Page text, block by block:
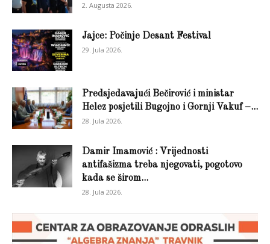
2. Augusta 2026.
Jajce: Počinje Desant Festival
29. Jula 2026.
Predsjedavajući Bečirović i ministar
Helez posjetili Bugojno i Gornji Vakuf –...
28. Jula 2026.
Damir Imamović : Vrijednosti
antifašizma treba njegovati, pogotovo
kada se širom...
28. Jula 2026.